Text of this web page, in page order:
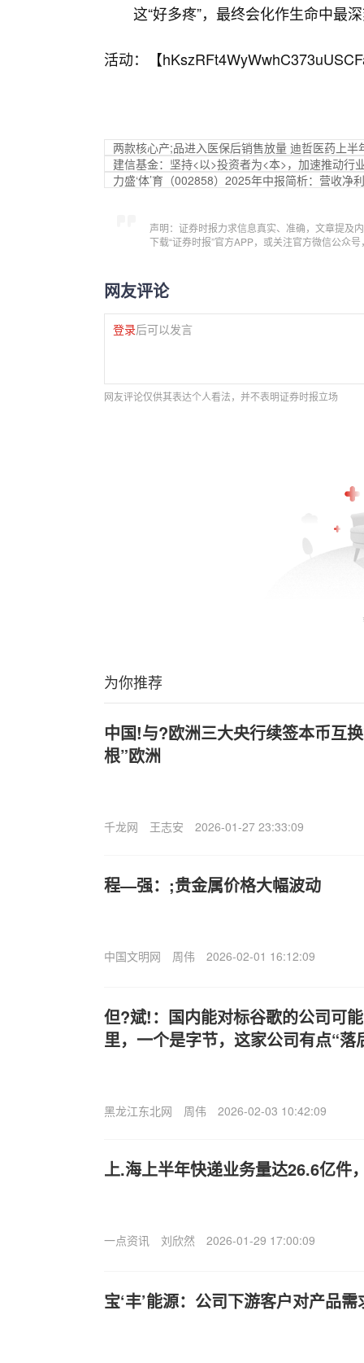
这“好多疼”，最终会化作生命中最
活动：【
两款核心产;品进入医保后销售放量 迪哲医药上半
建信基金：坚持<以>投资者为<本>，加速推动行
力盛‘体’育（002858）2025年中报简析：营收净
声明：证券时报力求信息真实、准确，文章提及
下载“证券时报”官方APP，或关注官方微信公众
网友评论
登录后可以发言
网友评论仅供其表达个人看法，并不表明证券时报立场
为你推荐
中国!与?欧洲三大央行续签本币互
根”欧洲
千龙网 王志安 2026-01-27 23:33:09
程—强：;贵金属价格大幅波动
中国文明网 周伟 2026-02-01 16:12:09
但?斌!：国内能对标谷歌的公司可
里，一个是字节，这家公司有点“落
黑龙江东北网 周伟 2026-02-03 10:42:09
上.海上半年快递业务量达26.6亿件
一点资讯 刘欣然 2026-01-29 17:00:09
宝‘丰’能源：公司下游客户对产品